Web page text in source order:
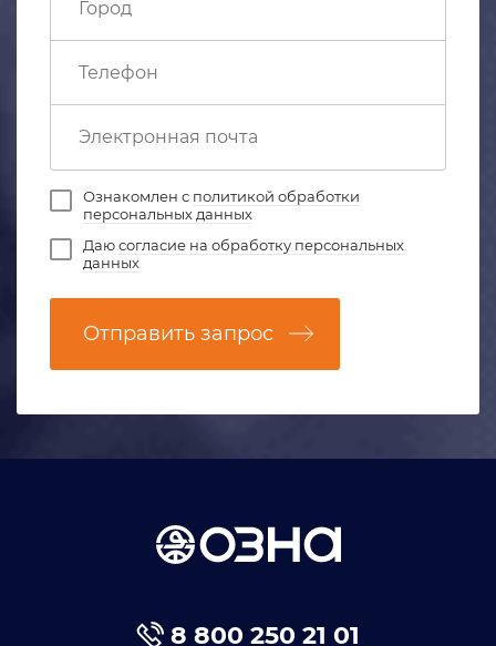
Ознакомлен с политикой обработки
персональных данных
Даюсогласие на обработку персональных
данных
Отправить запрос
8 800 250 21 01